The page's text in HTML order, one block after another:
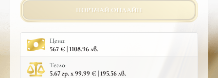
ПОРЪЧАЙ ОНЛАЙН
Цена:
567 € | 1108.96 лв.
Тегло:
5.67 гр. x 99.99 € | 195.56 лв.